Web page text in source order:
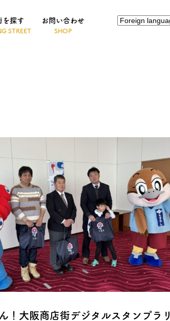
を探す お問い合わせ
！大阪商店街デジタルスタンプラリ